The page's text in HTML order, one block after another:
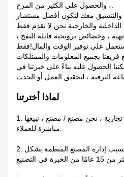
، والحصول على الكثير من المرح.
والتنسيق معك لنكون أفضل مستشار
والخارجية.نحن لا نقدم فقط
، وخصائص ترويجية قابلة للنفخ ،
على توفير الوقت والمال!فقط
فريقنا بجميع المعلومات والممتلكات
الحصول عليه بناءً على خبرتنا في
لماذا أخترتنا
1. بدون أي بائعين أو شركة تجارية ، نحن مصنع / مصنع ، نبيعها
مباشرة للعملاء.
2. التسليم في الوقت المحدد ، بسبب إدارة المصنع المنظمة بشكل